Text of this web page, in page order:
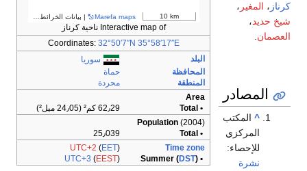
10 km
Marefa maps | بيانات الخرائط ©
Interactive map of ناحية كرناز
Coordinates: 32°50′7″N 35°58′17″E
البلد
سوريا
المحافظة
حماة
المنطقة
محردة
Area
• Total
62٫29 كم² (24٫05 ميل²)
Population (2004)
• Total
25٫039
Time zone
UTC+2 (EET)
• Summer (
DST)
UTC+3 (EEST)
كرناز ، المغير ،
شيخ حديد،
العصمان.
المصادر
^ المكتب
المركزي
للإحصاء:
نشرة